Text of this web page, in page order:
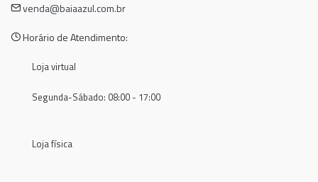
venda@baiaazul.com.br
Horário de Atendimento:
Loja virtual
Segunda-Sábado: 08:00 - 17:00
Loja física